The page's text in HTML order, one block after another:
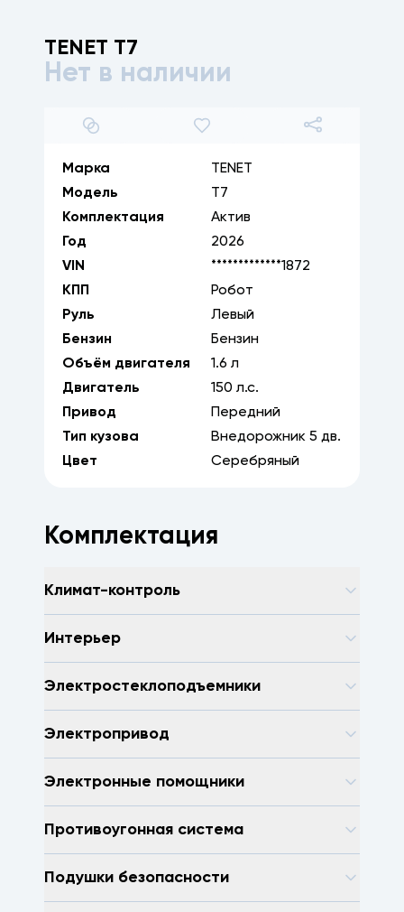
TENET T7
Нет в наличии
1/12
Марка
TENET
Модель
T7
Комплектация
Актив
Год
2026
VIN
*************1872
КПП
Робот
Руль
Левый
Бензин
Бензин
Объём двигателя
1.6 л
Двигатель
150 л.с.
Привод
Передний
Тип кузова
Внедорожник 5 дв.
Цвет
Серебряный
Комплектация
Климат-контроль
Интерьер
Электростеклоподъемники
Электропривод
Электронные помощники
Противоугонная система
Подушки безопасности